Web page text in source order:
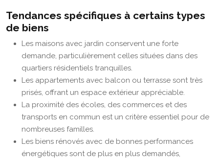
Tendances spécifiques à certains types
de biens
Les maisons avec jardin conservent une forte
demande, particulièrement celles situées dans des
quartiers résidentiels tranquilles.
Les appartements avec balcon ou terrasse sont très
prisés, offrant un espace extérieur appréciable.
La proximité des écoles, des commerces et des
transports en commun est un critère essentiel pour de
nombreuses familles.
Les biens rénovés avec de bonnes performances
énergétiques sont de plus en plus demandés,